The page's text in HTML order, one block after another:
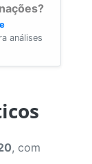
análises
, com